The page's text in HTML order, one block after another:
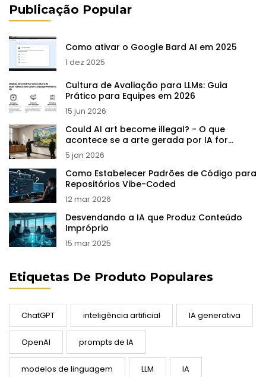
Publicação Popular
Como ativar o Google Bard AI em 2025
1 dez 2025
Cultura de Avaliação para LLMs: Guia
Prático para Equipes em 2026
15 jun 2026
Could AI art become illegal? - O que
acontece se a arte gerada por IA for
proibida?
5 jan 2026
Como Estabelecer Padrões de Código para
Repositórios Vibe-Coded
12 mar 2026
Desvendando a IA que Produz Conteúdo
Impróprio
15 mar 2025
Etiquetas De Produto Populares
ChatGPT inteligência artificial IA generativa
OpenAI prompts de IA
modelos de linguagem LLM IA